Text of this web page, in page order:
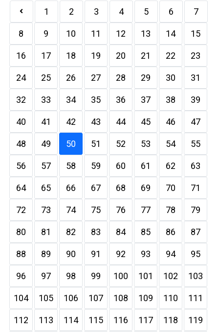
1 2 3 4 5 6 7
8 9 10 11 12 13 14 15
16 17 18 19 20 21 22 23
24 25 26 27 28 29 30 31
32 33 34 35 36 37 38 39
40 41 42 43 44 45 46 47
48 49 50 51 52 53 54 55
56 57 58 59 60 61 62 63
64 65 66 67 68 69 70 71
72 73 74 75 76 77 78 79
80 81 82 83 84 85 86 87
88 89 90 91 92 93 94 95
96 97 98 99 100 101 102 103
104 105 106 107 108 109 110 111
112 113 114 115 116 117 118 119